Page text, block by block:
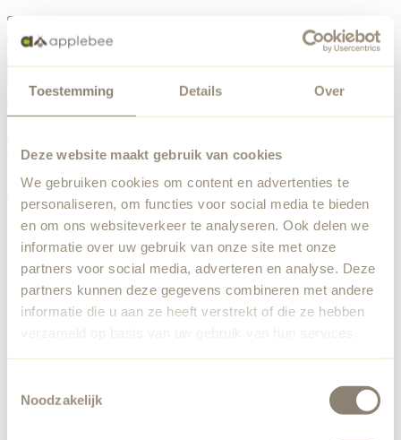
Toestemming Details Over
Deze website maakt gebruik van cookies
We gebruiken cookies om content en advertenties te
personaliseren, om functies voor social media te bieden
en om ons websiteverkeer te analyseren. Ook delen we
informatie over uw gebruik van onze site met onze
partners voor social media, adverteren en analyse. Deze
partners kunnen deze gegevens combineren met andere
informatie die u aan ze heeft verstrekt of die ze hebben
verzameld op basis van uw gebruik van hun services.
Noodzakelijk
Etwas ist schiefgelaufen
Team wurde benachrichtigt.
Zurück zur Startseite